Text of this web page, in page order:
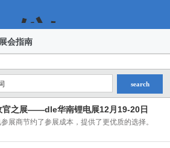
仪
表-
展会指南
search
官之展——dle华南锂电展12月19-20日
展商节约了参展成本，提供了更优质的选择。